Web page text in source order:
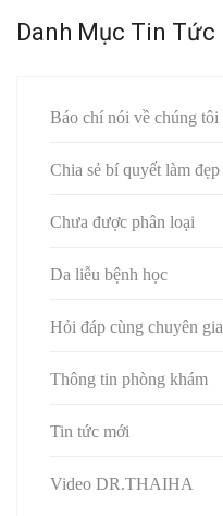
Danh Mục Tin Tức
Báo chí nói về chúng tôi
Chia sẻ bí quyết làm đẹp
Chưa được phân loại
Da liễu bệnh học
Hỏi đáp cùng chuyên gia
Thông tin phòng khám
Tin tức mới
Video DR.THAIHA